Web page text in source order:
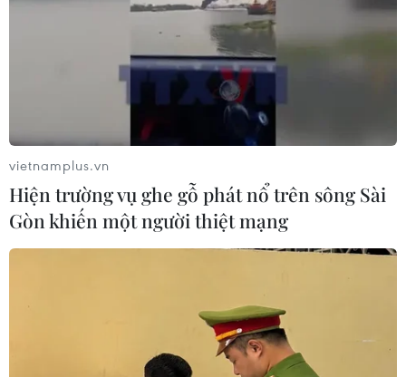
vietnamplus.vn
Hiện trường vụ ghe gỗ phát nổ trên sông Sài
Gòn khiến một người thiệt mạng